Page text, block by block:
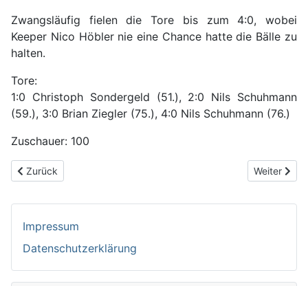
Zwangsläufig fielen die Tore bis zum 4:0, wobei
Keeper Nico Höbler nie eine Chance hatte die Bälle zu
halten.
Tore:
1:0 Christoph Sondergeld (51.), 2:0 Nils Schuhmann
(59.), 3:0 Brian Ziegler (75.), 4:0 Nils Schuhmann (76.)
Zuschauer: 100
Vorheriger Beitrag: 5. SP: SV Großenbach - SV Wölf 1:3 (0:2)
Zurück Nächster
Weiter
Impressum
Datenschutzerklärung